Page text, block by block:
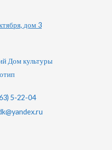
дом 3
5-22-04